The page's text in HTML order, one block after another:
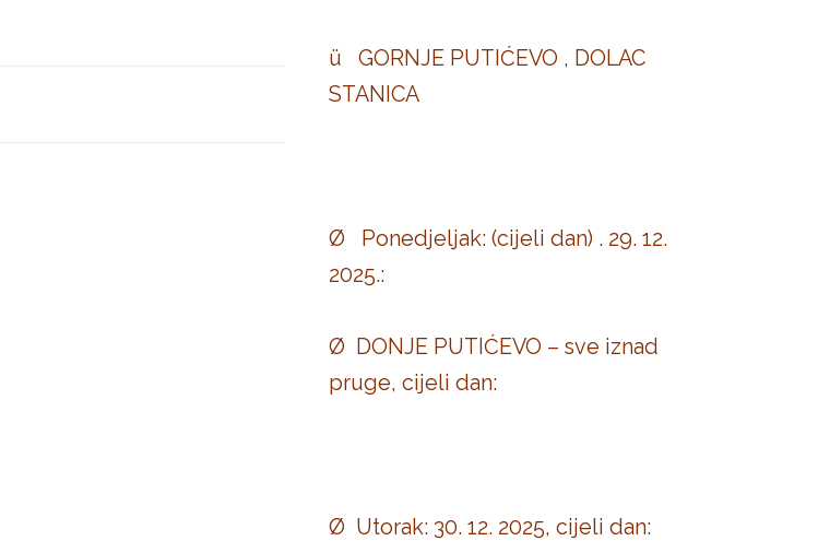
ü GORNJE PUTIĆEVO , DOLAC
STANICA
Ø Ponedjeljak: (cijeli dan) . 29. 12.
2025.:
Ø DONJE PUTIĆEVO – sve iznad
pruge, cijeli dan:
Ø Utorak: 30. 12. 2025, cijeli dan: